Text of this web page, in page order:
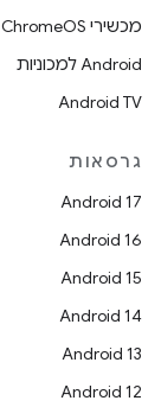
מכשירי ChromeOS
Android למכוניות
Android TV
גרסאות
Android 17
Android 16
Android 15
Android 14
Android 13
Android 12